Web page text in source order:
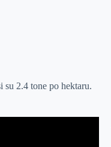
su 2.4 tone po hektaru.